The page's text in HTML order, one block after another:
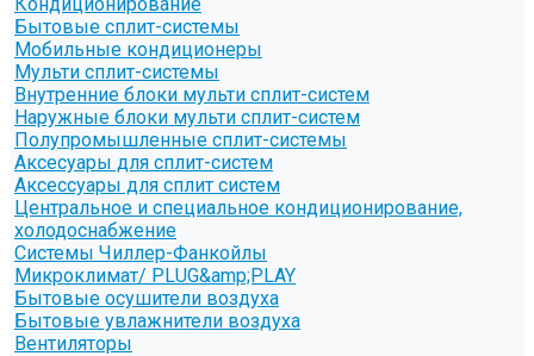
Бытовые сплит-системы
Мобильные кондиционеры
Мульти сплит-системы
Внутренние блоки мульти сплит-систем
Наружные блоки мульти сплит-систем
Полупромышленные сплит-системы
Аксесуары для сплит-систем
Аксессуары для сплит систем
Центральное и специальное кондиционирование,
холодоснабжение
Системы Чиллер-Фанкойлы
Микроклимат/ PLUG&amp;PLAY
Бытовые осушители воздуха
Бытовые увлажнители воздуха
Вентиляторы